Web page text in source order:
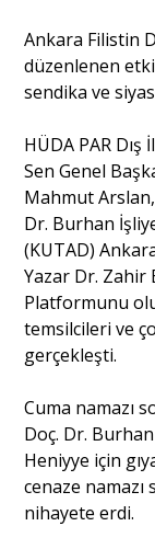
Ankara Filistin
düzenlenen
sendika ve
HÜDA PAR
Sen Genel
Mahmut Arslan,
Dr. Burhan
(KUTAD)
Yazar Dr. Zahir
Platformunu
temsilcileri ve
gerçekleşti.
Cuma namazı
Doç. Dr.
Heniyye için
cenaze namazı
nihayete erdi.